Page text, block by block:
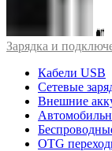
Зарядка и
Кабели USB
Сетевые
Внешние
OTG